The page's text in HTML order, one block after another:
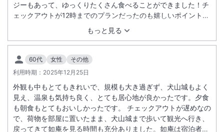
もっと見る
ジーもあって、ゆっくりたくさん食べることができました！チ
ェックアウトが12時までのプランだったのも嬉しいポイントで
した。年末の利用だったので、スタッフの皆さんが、帰りには
『良いお年を』とみなさんがおっしゃっていて、いつか思い出
しても、年末に来たんだという思い出になるだろうなぁと、良
い思い出になりそうです。
60代 女性
その他
利用時期： 2025年12月25日
外観も中もとてもきれいで、規模も大き過ぎず、犬山城もよく
見え、温泉も気持ち良く、とても居心地が良かったです。夕食
も朝食もとてもおいしかったです。 チェックアウトが遅めなの
で、荷物を部屋に置いたまま、犬山城まで歩いて観光へ行き、
戻ってきて如庵を見る時間も充分ありました。如庵は宿泊者は